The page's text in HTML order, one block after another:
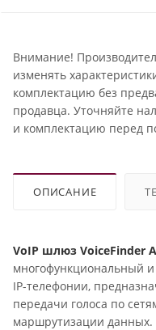
Внимание!
изменять
комплектацию без
продавца. Уточняйте
и комплектацию перед
ОПИСАНИЕ
VoIP шлюз VoiceFinder
многофункциональный
IP-телефонии,
передачи голоса по
маршрутизации данных.